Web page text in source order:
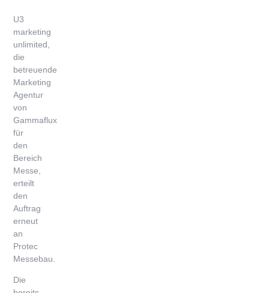
U3
marketing
unlimited,
die
betreuende
Marketing
Agentur
von
Gammaflux
für
den
Bereich
Messe,
erteilt
den
Auftrag
erneut
an
Protec
Messebau.
Die